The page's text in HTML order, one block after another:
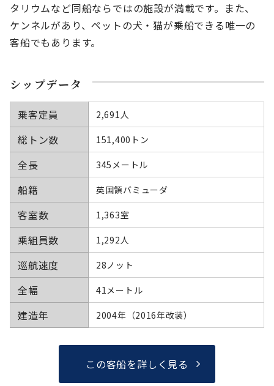
タリウムなど同船ならではの施設が満載です。また、
ケンネルがあり、ペットの犬・猫が乗船できる唯一の
客船でもあります。
シップデータ
乗客定員 2,691人
総トン数 151,400トン
全長 345メートル
船籍 英国領バミューダ
客室数 1,363室
乗組員数 1,292人
巡航速度 28ノット
全幅 41メートル
建造年 2004年（2016年改装）
この客船を詳しく見る